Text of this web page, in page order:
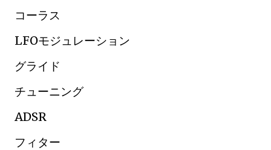
コーラス
LFOモジュレーション
グライド
チューニング
ADSR
フィター